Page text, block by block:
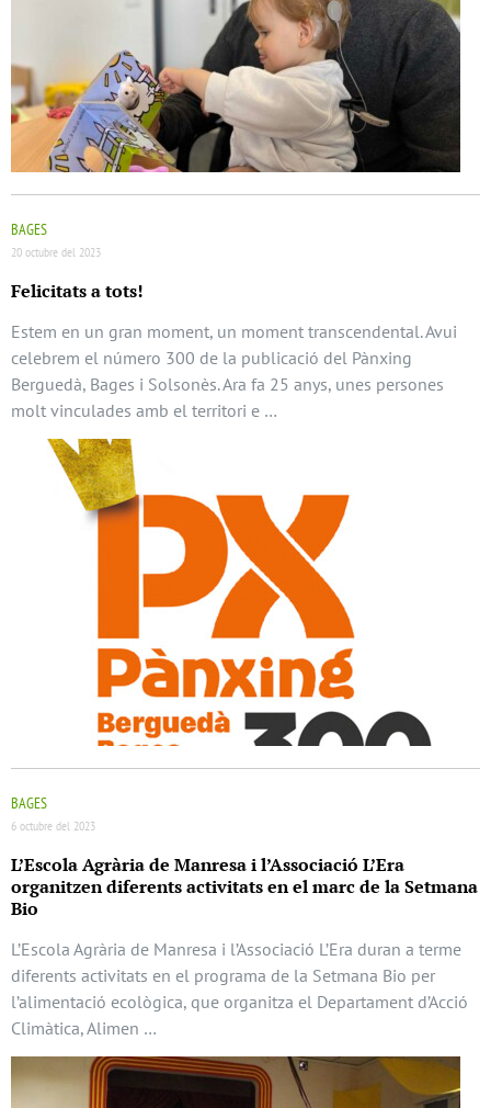
BAGES
20 octubre del 2023
Felicitats a tots!
Estem en un gran moment, un moment transcendental. Avui
celebrem el número 300 de la publicació del Pànxing
Berguedà, Bages i Solsonès. Ara fa 25 anys, unes persones
molt vinculades amb el territori e …
BAGES
6 octubre del 2023
L’Escola Agrària de Manresa i l’Associació L’Era
organitzen diferents activitats en el marc de la Setmana
Bio
L’Escola Agrària de Manresa i l’Associació L’Era duran a terme
diferents activitats en el programa de la Setmana Bio per
l’alimentació ecològica, que organitza el Departament d’Acció
Climàtica, Alimen …